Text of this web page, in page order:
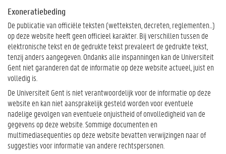
Exoneratiebeding
De publicatie van officiële teksten (wetteksten, decreten, reglementen...)
op deze website heeft geen officieel karakter. Bij verschillen tussen de
elektronische tekst en de gedrukte tekst prevaleert de gedrukte tekst,
tenzij anders aangegeven. Ondanks alle inspanningen kan de Universiteit
Gent niet garanderen dat de informatie op deze website actueel, juist en
volledig is.
De Universiteit Gent is niet verantwoordelijk voor de informatie op deze
website en kan niet aansprakelijk gesteld worden voor eventuele
nadelige gevolgen van eventuele onjuistheid of onvolledigheid van de
gegevens op deze website. Sommige documenten en
multimediasequenties op deze website bevatten verwijzingen naar of
suggesties voor informatie van andere rechtspersonen.